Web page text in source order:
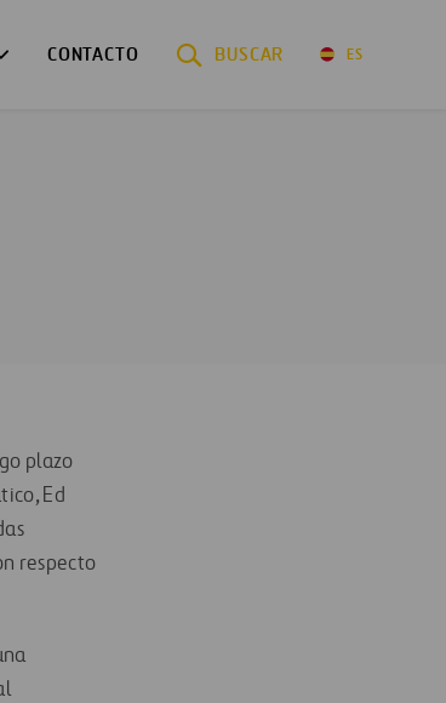
CONTACTO BUSCAR ES
plazo
Ed
respecto